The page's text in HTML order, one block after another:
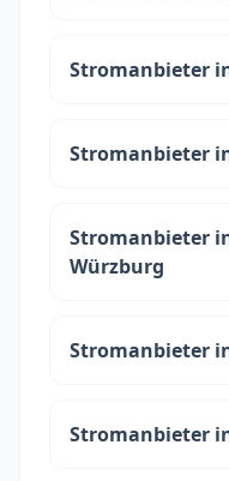
Stromanbieter
Stromanbieter
Stromanbieter
Würzburg
Stromanbieter
Stromanbieter